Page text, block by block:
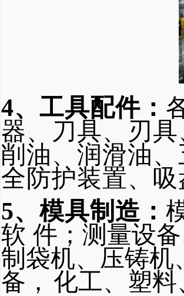
4、工具配件：
器、刀具、刃
削油、润滑油
全防护装置、吸
5、模具制造：
软 件；测量设
制袋机、压铸机
备， 化工、塑料